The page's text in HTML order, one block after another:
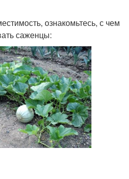
ознакомьтесь, с чем
саженцы: